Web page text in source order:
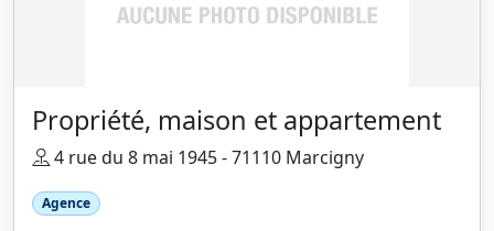
Propriété, maison et appartement
4 rue du 8 mai 1945 - 71110 Marcigny
Agence